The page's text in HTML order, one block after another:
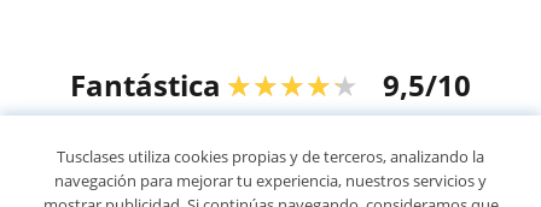
Fantástica ★★★★★ 9,5/10
Tusclases utiliza cookies propias y de terceros, analizando la
navegación para mejorar tu experiencia, nuestros servicios y